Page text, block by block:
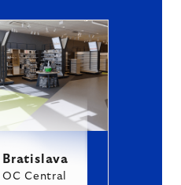
Bratislava
OC Central